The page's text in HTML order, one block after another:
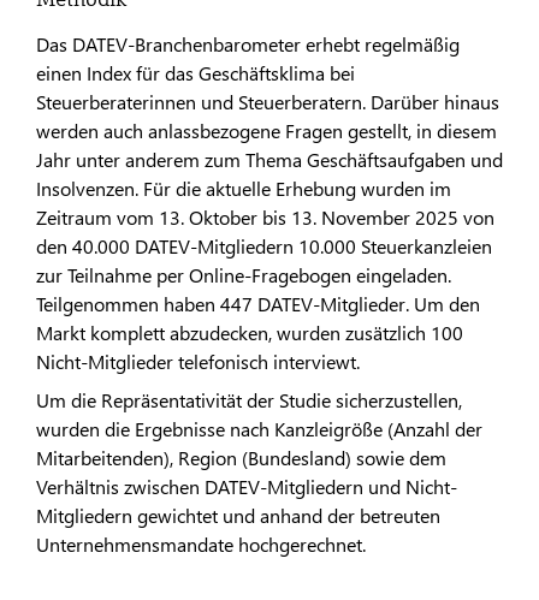
Das DATEV-Branchenbarometer erhebt regelmäßig
einen Index für das Geschäftsklima bei
Steuerberaterinnen und Steuerberatern. Darüber hinaus
werden auch anlassbezogene Fragen gestellt, in diesem
Jahr unter anderem zum Thema Geschäftsaufgaben und
Insolvenzen. Für die aktuelle Erhebung wurden im
Zeitraum vom 13. Oktober bis 13. November 2025 von
den 40.000 DATEV-Mitgliedern 10.000 Steuerkanzleien
zur Teilnahme per Online-Fragebogen eingeladen.
Teilgenommen haben 447 DATEV-Mitglieder. Um den
Markt komplett abzudecken, wurden zusätzlich 100
Nicht-Mitglieder telefonisch interviewt.
Um die Repräsentativität der Studie sicherzustellen,
wurden die Ergebnisse nach Kanzleigröße (Anzahl der
Mitarbeitenden), Region (Bundesland) sowie dem
Verhältnis zwischen DATEV-Mitgliedern und Nicht-
Mitgliedern gewichtet und anhand der betreuten
Unternehmensmandate hochgerechnet.